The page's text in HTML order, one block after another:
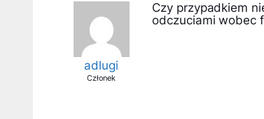
adlugi
Członek
Czy przypadkiem
odczuciami wobec